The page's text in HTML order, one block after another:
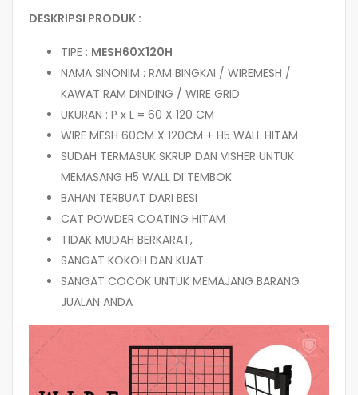
DESKRIPSI PRODUK :
TIPE : MESH60X120H
NAMA SINONIM : RAM BINGKAI / WIREMESH /
KAWAT RAM DINDING / WIRE GRID
UKURAN : P x L = 60 X 120 CM
WIRE MESH 60CM X 120CM + H5 WALL HITAM
SUDAH TERMASUK SKRUP DAN VISHER UNTUK
MEMASANG H5 WALL DI TEMBOK
BAHAN TERBUAT DARI BESI
CAT POWDER COATING HITAM
TIDAK MUDAH BERKARAT,
SANGAT KOKOH DAN KUAT
SANGAT COCOK UNTUK MEMAJANG BARANG
JUALAN ANDA